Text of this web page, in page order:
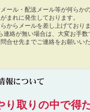
ール・配送メール等が何らか
まれに発生しております。
からメールを差し上げており
連絡が無い場合は、大変お手数
合せ先までご連絡をお願いい
り取りの中で得